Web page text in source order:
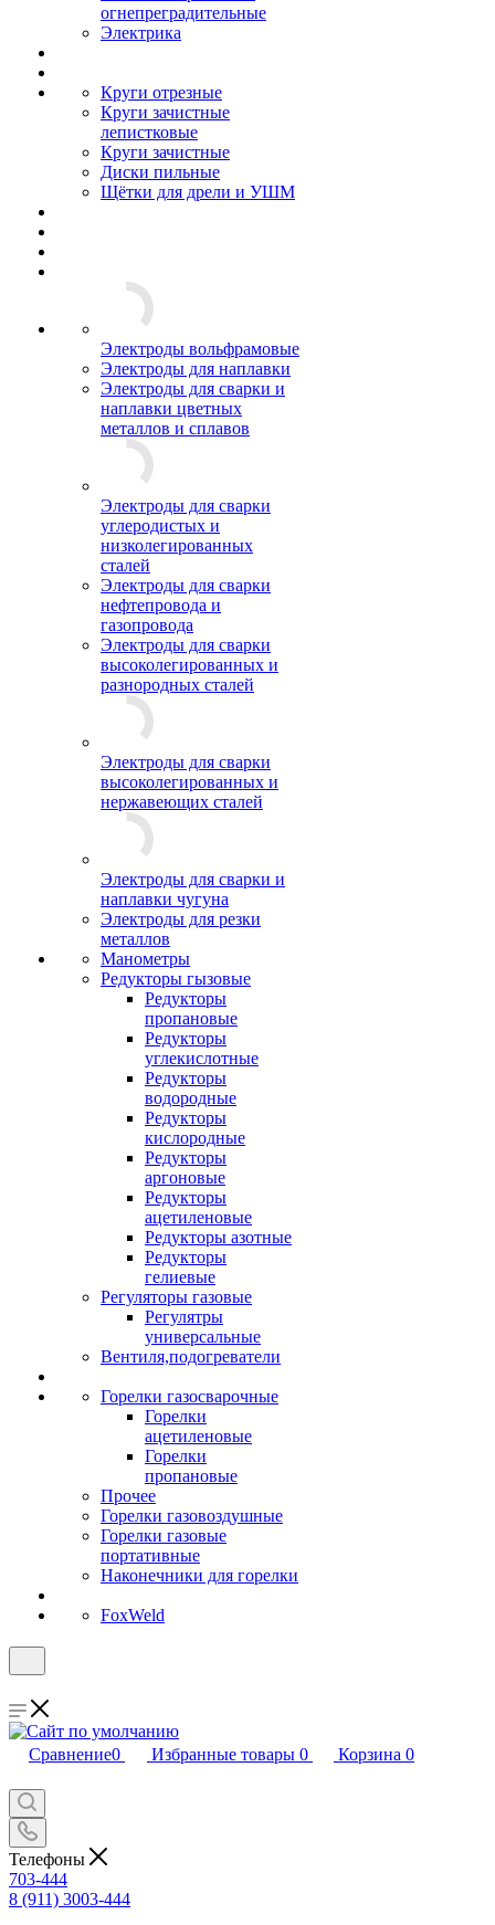
огнепреградительные
Электрика
Круги отрезные
Круги зачистные
лепистковые
Круги зачистные
Диски пильные
Щётки для дрели и УШМ
Электроды вольфрамовые
Электроды для наплавки
Электроды для сварки и
наплавки цветных
металлов и сплавов
Электроды для сварки
углеродистых и
низколегированных
сталей
Электроды для сварки
нефтепровода и
газопровода
Электроды для сварки
высоколегированных и
разнородных сталей
Электроды для сварки
высоколегированных и
нержавеющих сталей
Электроды для сварки и
наплавки чугуна
Электроды для резки
металлов
Манометры
Редукторы гызовые
Редукторы
пропановые
Редукторы
углекислотные
Редукторы
водородные
Редукторы
кислородные
Редукторы
аргоновые
Редукторы
ацетиленовые
Редукторы азотные
Редукторы
гелиевые
Регуляторы газовые
Регулятры
универсальные
Вентиля,подогреватели
Горелки газосварочные
Горелки
ацетиленовые
Горелки
пропановые
Прочее
Горелки газовоздушные
Горелки газовые
портативные
Наконечники для горелки
FoxWeld
Сравнение0 Избранные товары 0 Корзина 0
Телефоны
703-444
8 (911) 3003-444